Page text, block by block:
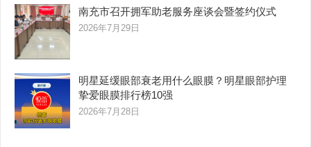
南充市召开拥军助老服务座谈会暨签约仪式
2026年7月29日
明星延缓眼部衰老用什么眼膜？明星眼部护理
挚爱眼膜排行榜10强
2026年7月28日